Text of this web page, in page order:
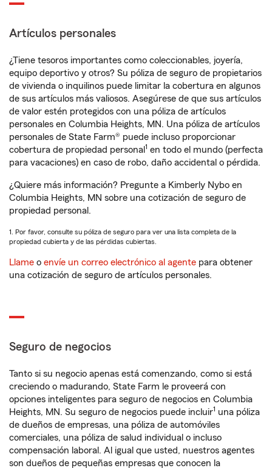
Artículos personales
¿Tiene tesoros importantes como coleccionables, joyería,
equipo deportivo y otros? Su póliza de seguro de propietarios
de vivienda o inquilinos puede limitar la cobertura en algunos
de sus artículos más valiosos. Asegúrese de que sus artículos
de valor estén protegidos con una póliza de artículos
personales en Columbia Heights, MN. Una póliza de artículos
personales de State Farm® puede incluso proporcionar
cobertura de propiedad personal 1 en todo el mundo (perfecta
para vacaciones) en caso de robo, daño accidental o pérdida.
¿Quiere más información? Pregunte a Kimberly Nybo en
Columbia Heights, MN sobre una cotización de seguro de
propiedad personal.
1. Por favor, consulte su póliza de seguro para ver una lista completa de la
propiedad cubierta y de las pérdidas cubiertas.
Llame o envíe un correo electrónico al agente para obtener
una cotización de seguro de artículos personales.
Seguro de negocios
Tanto si su negocio apenas está comenzando, como si está
creciendo o madurando, State Farm le proveerá con
opciones inteligentes para seguro de negocios en Columbia
Heights, MN. Su seguro de negocios puede incluir1 una póliza
de dueños de empresas, una póliza de automóviles
comerciales, una póliza de salud individual o incluso
compensación laboral. Al igual que usted, nuestros agentes
son dueños de pequeñas empresas que conocen la